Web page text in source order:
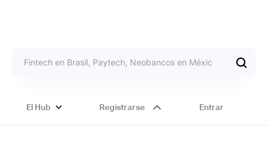
El Hub Registrarse Entrar